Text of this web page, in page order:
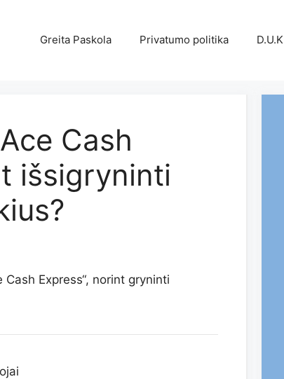
Greita Paskola Privatumo politika D.U.K
Cash
išsigryninti
Express“, norint gryninti